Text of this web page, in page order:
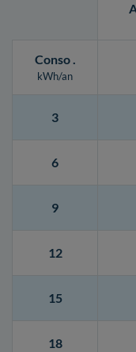
Conso.
kWh/an
3
6
9
12
15
18